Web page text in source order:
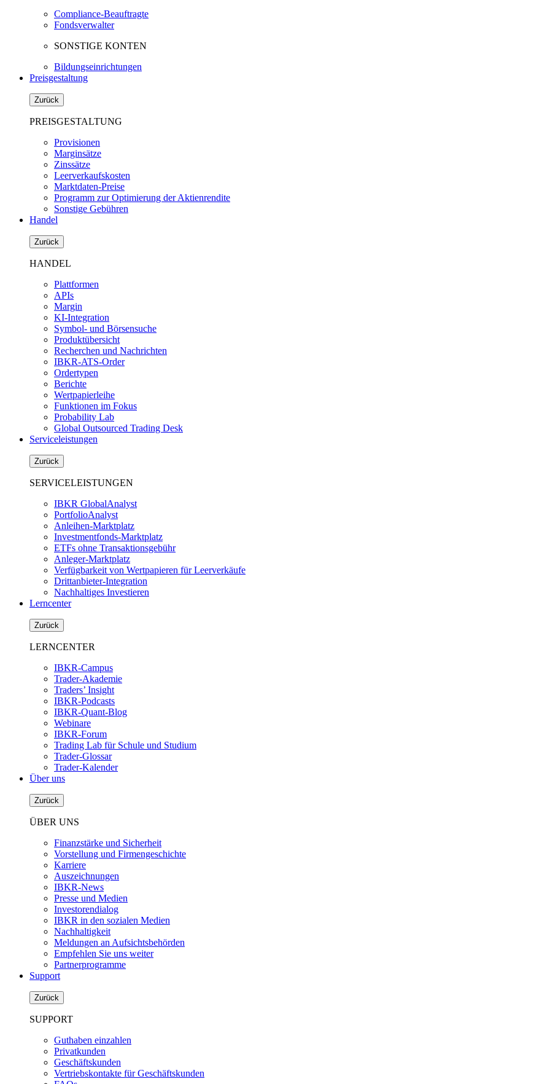
Compliance-Beauftragte
Fondsverwalter
SONSTIGE KONTEN
Bildungseinrichtungen
Preisgestaltung
Zurück
PREISGESTALTUNG
Provisionen
Marginsätze
Zinssätze
Leerverkaufskosten
Marktdaten-Preise
Programm zur Optimierung der Aktienrendite
Sonstige Gebühren
Handel
Zurück
HANDEL
Plattformen
APIs
Margin
KI-Integration
Symbol- und Börsensuche
Produktübersicht
Recherchen und Nachrichten
IBKR-ATS-Order
Ordertypen
Berichte
Wertpapierleihe
Funktionen im Fokus
Probability Lab
Global Outsourced Trading Desk
Serviceleistungen
Zurück
SERVICELEISTUNGEN
IBKR GlobalAnalyst
PortfolioAnalyst
Anleihen-Marktplatz
Investmentfonds-Marktplatz
ETFs ohne Transaktionsgebühr
Anleger-Marktplatz
Verfügbarkeit von Wertpapieren für Leerverkäufe
Drittanbieter-Integration
Nachhaltiges Investieren
Lerncenter
Zurück
LERNCENTER
IBKR-Campus
Trader-Akademie
Traders’ Insight
IBKR-Podcasts
IBKR-Quant-Blog
Webinare
IBKR-Forum
Trading Lab für Schule und Studium
Trader-Glossar
Trader-Kalender
Über uns
Zurück
ÜBER UNS
Finanzstärke und Sicherheit
Vorstellung und Firmengeschichte
Karriere
Auszeichnungen
IBKR-News
Presse und Medien
Investorendialog
IBKR in den sozialen Medien
Nachhaltigkeit
Meldungen an Aufsichtsbehörden
Empfehlen Sie uns weiter
Partnerprogramme
Support
Zurück
SUPPORT
Guthaben einzahlen
Privatkunden
Geschäftskunden
Vertriebskontakte für Geschäftskunden